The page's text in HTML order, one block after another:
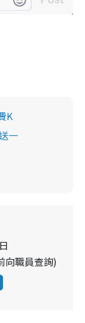
K
一
向職員查詢)